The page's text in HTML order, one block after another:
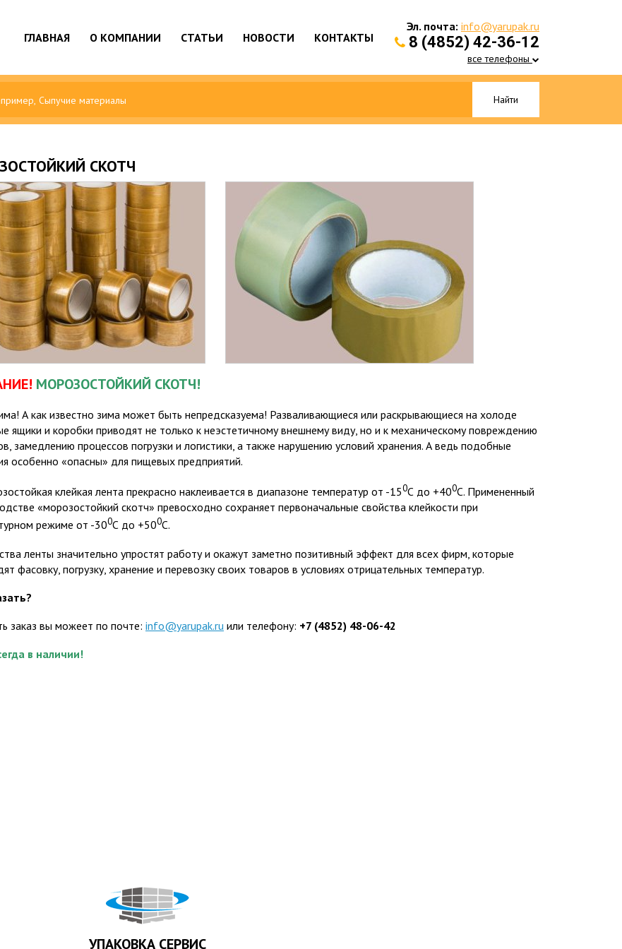
ГЛАВНАЯ О КОМПАНИИ СТАТЬИ НОВОСТИ КОНТАКТЫ
Эл. почта: info@yarupak.ru
8 (4852) 42-36-12
все телефоны
Найти
СКОТЧ
МОРОЗОСТОЙКИЙ СКОТЧ!
А как известно зима может быть непредсказуема! Разваливающиеся или раскрывающиеся на холоде
ящики и коробки приводят не только к неэстетичному внешнему виду, но и к механическому повреждению
замедлению процессов погрузки и логистики, а также нарушению условий хранения. А ведь подобные
особенно «опасны» для пищевых предприятий.
клейкая лента прекрасно наклеивается в диапазоне температур от -150С до +400С. Примененный
«морозостойкий скотч» превосходно сохраняет первоначальные свойства клейкости при
режиме от -300С до +500С.
ленты значительно упростят работу и окажут заметно позитивный эффект для всех фирм, которые
фасовку, погрузку, хранение и перевозку своих товаров в условиях отрицательных температур.
заказ вы можеет по почте: info@yarupak.ru или телефону: +7 (4852) 48-06-42
в наличии!
УПАКОВКА СЕРВИС